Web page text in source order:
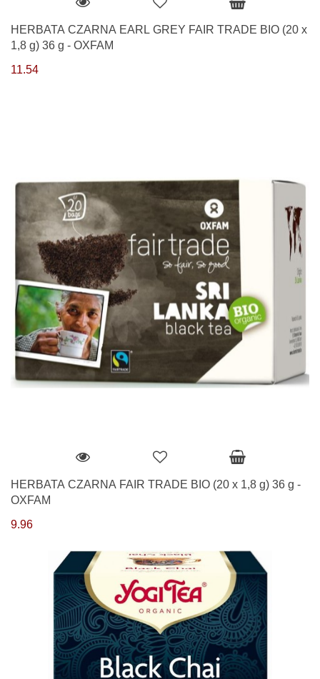
HERBATA CZARNA EARL GREY FAIR TRADE BIO (20 x
1,8 g) 36 g - OXFAM
11.54
HERBATA CZARNA FAIR TRADE BIO (20 x 1,8 g) 36 g -
OXFAM
9.96